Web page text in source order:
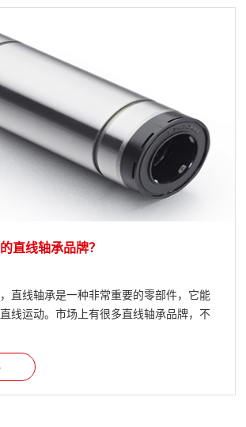
直线轴承品牌？
直线轴承是一种非常重要的零部件，它能
线运动。市场上有很多直线轴承品牌，不